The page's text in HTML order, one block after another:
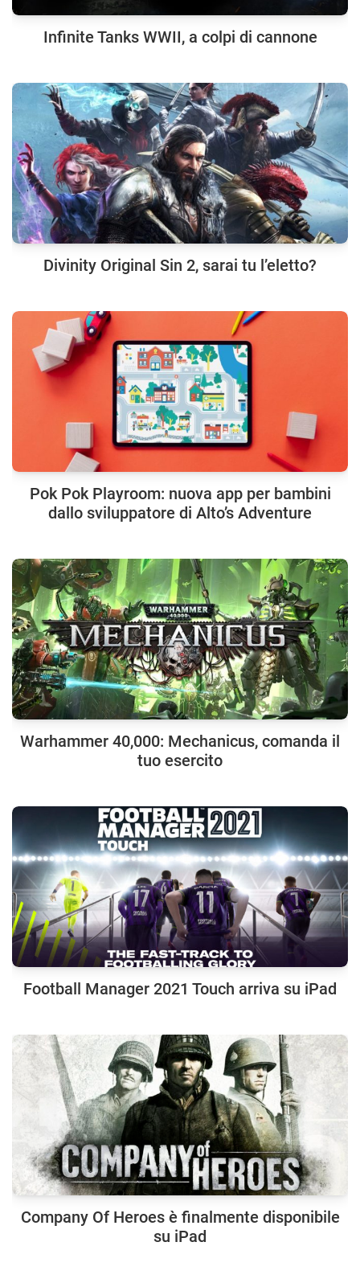
Infinite Tanks WWII, a colpi di cannone
Divinity Original Sin 2, sarai tu l’eletto?
Pok Pok Playroom: nuova app per bambini
dallo sviluppatore di Alto’s Adventure
Warhammer 40,000: Mechanicus, comanda il
tuo esercito
Football Manager 2021 Touch arriva su iPad
Company Of Heroes è finalmente disponibile
su iPad